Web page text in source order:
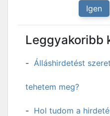
Igen
Leggyakoribb
Álláshirdetést
tehetem meg?
Hol tudom a